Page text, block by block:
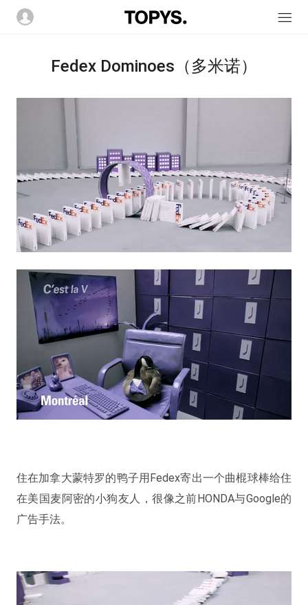
Fedex Dominoes（多米诺）
住在加拿大蒙特罗的鸭子用Fedex寄出一个曲棍球棒给住
在美国麦阿密的小狗友人，很像之前HONDA与Google的
广告手法。